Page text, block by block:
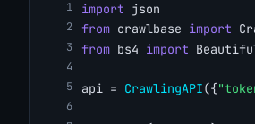
import json
from crawlbase import
from bs4 import
api = CrawlingAPI({